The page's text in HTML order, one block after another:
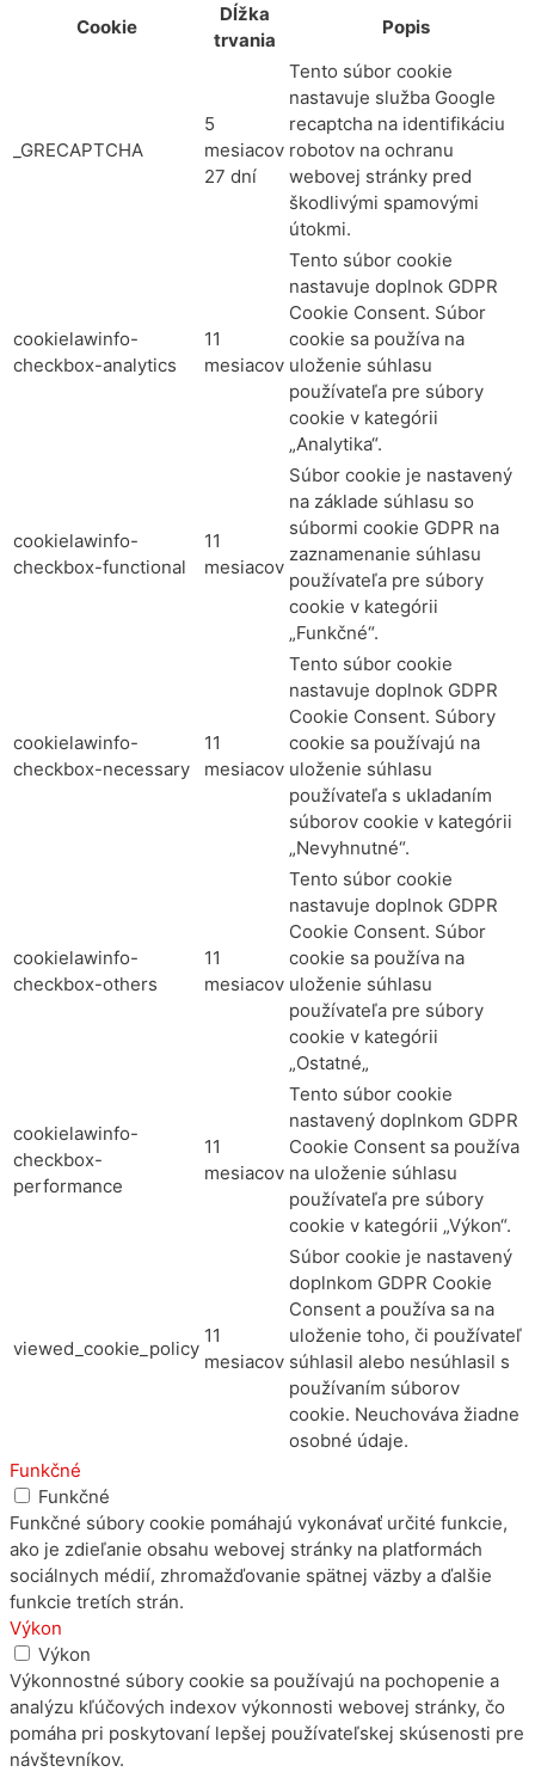
Cookie
Dĺžka
trvania
Popis
_GRECAPTCHA
5
mesiacov
27 dní
Tento súbor cookie
nastavuje služba Google
recaptcha na identifikáciu
robotov na ochranu
webovej stránky pred
škodlivými spamovými
útokmi.
cookielawinfo-
checkbox-analytics
11
mesiacov
Tento súbor cookie
nastavuje doplnok GDPR
Cookie Consent. Súbor
cookie sa používa na
uloženie súhlasu
používateľa pre súbory
cookie v kategórii
„Analytika“.
cookielawinfo-
checkbox-functional
11
mesiacov
Súbor cookie je nastavený
na základe súhlasu so
súbormi cookie GDPR na
zaznamenanie súhlasu
používateľa pre súbory
cookie v kategórii
„Funkčné“.
cookielawinfo-
checkbox-necessary
11
mesiacov
Tento súbor cookie
nastavuje doplnok GDPR
Cookie Consent. Súbory
cookie sa používajú na
uloženie súhlasu
používateľa s ukladaním
súborov cookie v kategórii
„Nevyhnutné“.
cookielawinfo-
checkbox-others
11
mesiacov
Tento súbor cookie
nastavuje doplnok GDPR
Cookie Consent. Súbor
cookie sa používa na
uloženie súhlasu
používateľa pre súbory
cookie v kategórii
„Ostatné„
cookielawinfo-
checkbox-
performance
11
mesiacov
Tento súbor cookie
nastavený doplnkom GDPR
Cookie Consent sa používa
na uloženie súhlasu
používateľa pre súbory
cookie v kategórii „Výkon“.
viewed_cookie_policy
11
mesiacov
Súbor cookie je nastavený
doplnkom GDPR Cookie
Consent a používa sa na
uloženie toho, či používateľ
súhlasil alebo nesúhlasil s
používaním súborov
cookie. Neuchováva žiadne
osobné údaje.
Funkčné
Funkčné
Funkčné súbory cookie pomáhajú vykonávať určité funkcie,
ako je zdieľanie obsahu webovej stránky na platformách
sociálnych médií, zhromažďovanie spätnej väzby a ďalšie
funkcie tretích strán.
Výkon
Výkon
Výkonnostné súbory cookie sa používajú na pochopenie a
analýzu kľúčových indexov výkonnosti webovej stránky, čo
pomáha pri poskytovaní lepšej používateľskej skúsenosti pre
návštevníkov.